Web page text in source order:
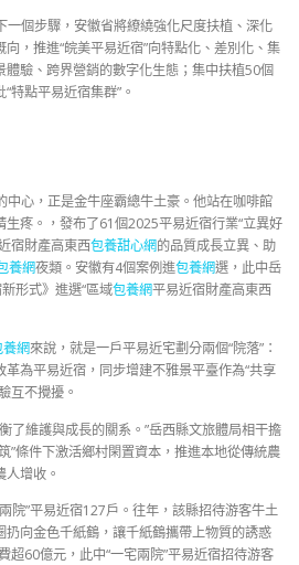
一個步驟，安徽省將繚繞強化尺度扶植、深化
，推進“皖美平易近宿”向特點化、差別化、集
驗、跨界營銷的數字化生態；集中扶植50個
特點平易近宿集群”。
中心，正是金牛座霸總牛土豪。他站在咖啡館
疼。，發布了61個2025平易近宿行業“立異好
宿財產高東西包養甜心網的品質成長立異、助
養網夜類。安徽有4個案例進包養網選，此中岳
形式》進選“區域包養網平易近宿財產高東西
網來說，就是一戶平易近宅劃分兩個“院落”：
為平易近宿，同步增建不雅景平臺作為“共享
互不攪擾。
了維護與成長的關系。”岳西縣文旅體局相干擔
”條件下激活鄉村閑置資本，推進本地從傳統農
增收。
院”平易近宿127戶。往年，該縣招待游客牛土
向金色千紙鶴，讓千紙鶴攜帶上物質的誘惑
超60億元，此中“一宅兩院”平易近宿招待游客